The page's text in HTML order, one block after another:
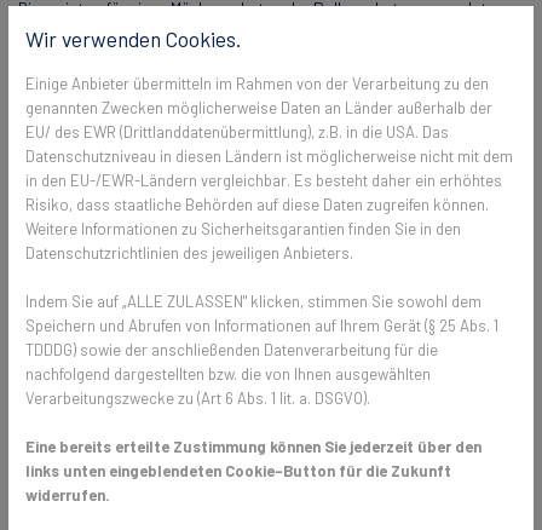
Die meisten für einen Mückenschutz oder Pollenschutz verwendeten
Materialien wirken nahezu unsichtbar. Der Blick in den Garten bleibt
sogenannte Siebfläche ist, sprich Maschenweite und Fadenstärke
perfekt harmonieren, umso unsichtbarer wird ein Fliegengitter. Und
der Wirkungsgrad gegen Insekten bleibt ebenfalls hoch.
Spezieller Pollenschutz für Allergiker
weiter: Neben dem klassischen Mückenschutz gibt es
Pollenschutzgewebe, die neben Insekten jeglicher Größe sogar Pollen
im Mikrometer-Bereich filtern können. Das hält nicht nur Fliegen,
Mücken, Raupen und Spinnen fern, sondern verbessert auch das
Raumklima. Allergiker können also weitestgehend pollenfrei im
Homeoffice arbeiten, obwohl das Fenster dauerhaft geöffnet ist. Die
Materialien sind heute so weit entwickelt, dass neue Fliegengitter
nichts mehr mit den schweren und schmutzigen Mückenschutz zu tun
Wir verwenden Cookies.
Einige Anbieter übermitteln im Rahmen von der Verarbeitung zu den
genannten Zwecken möglicherweise Daten an Länder außerhalb der
EU/ des EWR (Drittlanddatenübermittlung), z.B. in die USA. Das
Datenschutzniveau in diesen Ländern ist möglicherweise nicht mit dem
in den EU-/EWR-Ländern vergleichbar. Es besteht daher ein erhöhtes
Risiko, dass staatliche Behörden auf diese Daten zugreifen können.
Weitere Informationen zu Sicherheitsgarantien finden Sie in den
Datenschutzrichtlinien des jeweiligen Anbieters.
Indem Sie auf „ALLE ZULASSEN" klicken, stimmen Sie sowohl dem
Speichern und Abrufen von Informationen auf Ihrem Gerät (§ 25 Abs. 1
TDDDG) sowie der anschließenden Datenverarbeitung für die
nachfolgend dargestellten bzw. die von Ihnen ausgewählten
Verarbeitungszwecke zu (Art 6 Abs. 1 lit. a. DSGVO).
Eine bereits erteilte Zustimmung können Sie jederzeit über den
links unten eingeblendeten Cookie-Button für die Zukunft
widerrufen.